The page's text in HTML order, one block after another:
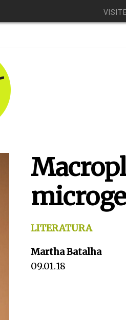
VISITE
LITERATURA
Martha Batalha
09.01.18